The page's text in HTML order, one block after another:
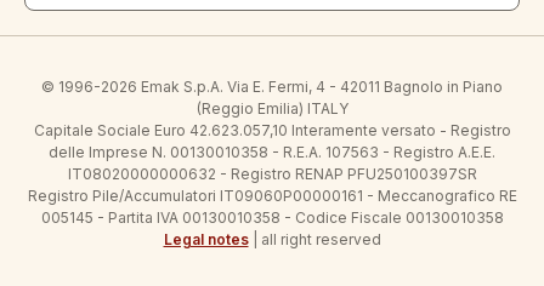
© 1996-2026 Emak S.p.A. Via E. Fermi, 4 - 42011 Bagnolo in Piano
(Reggio Emilia) ITALY
Capitale Sociale Euro 42.623.057,10 Interamente versato - Registro
delle Imprese N. 00130010358 - R.E.A. 107563 - Registro A.E.E.
IT08020000000632 - Registro RENAP PFU250100397SR
Registro Pile/Accumulatori IT09060P00000161 - Meccanografico RE
005145 - Partita IVA 00130010358 - Codice Fiscale 00130010358
Legal notes| all right reserved